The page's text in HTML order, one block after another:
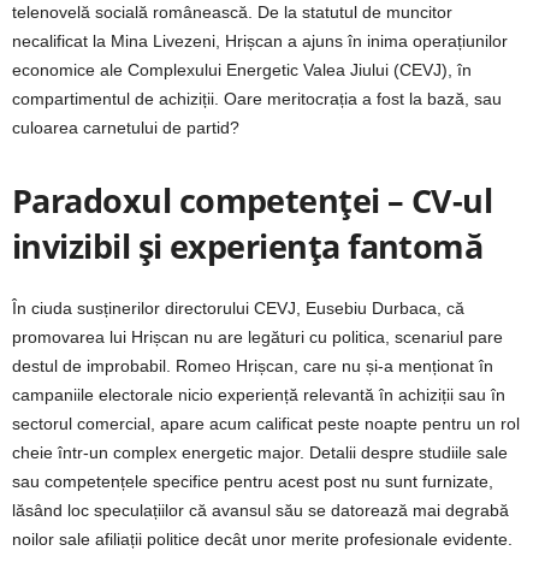
telenovelă socială românească. De la statutul de muncitor
necalificat la Mina Livezeni, Hrișcan a ajuns în inima operațiunilor
economice ale Complexului Energetic Valea Jiului (CEVJ), în
compartimentul de achiziții. Oare meritocrația a fost la bază, sau
culoarea carnetului de partid?
Paradoxul competenței – CV-ul
invizibil și experiența fantomă
În ciuda susținerilor directorului CEVJ, Eusebiu Durbaca, că
promovarea lui Hrișcan nu are legături cu politica, scenariul pare
destul de improbabil. Romeo Hrișcan, care nu și-a menționat în
campaniile electorale nicio experiență relevantă în achiziții sau în
sectorul comercial, apare acum calificat peste noapte pentru un rol
cheie într-un complex energetic major. Detalii despre studiile sale
sau competențele specifice pentru acest post nu sunt furnizate,
lăsând loc speculațiilor că avansul său se datorează mai degrabă
noilor sale afiliații politice decât unor merite profesionale evidente.